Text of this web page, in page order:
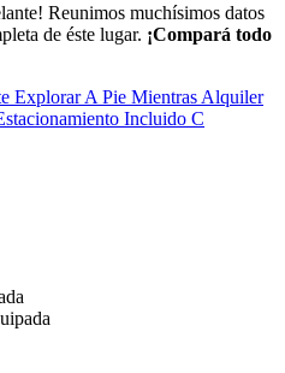
Reunimos muchísimos datos
de éste lugar. ¡Compará todo